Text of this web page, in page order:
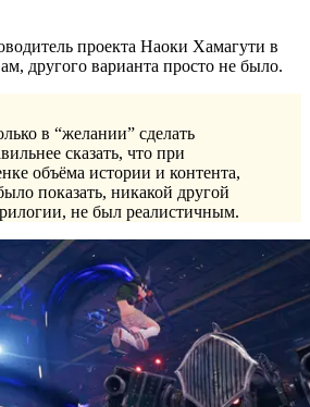
проекта Наоки Хамагути в
другого варианта просто не было.
в “желании” сделать
сказать, что при
объёма истории и контента,
показать, никакой другой
не был реалистичным.